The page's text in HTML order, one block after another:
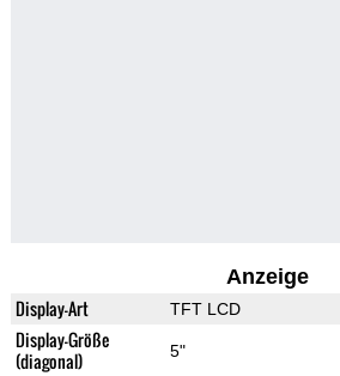
Anzeige
Display-Art TFT LCD
Display-Größe
(diagonal)
5"